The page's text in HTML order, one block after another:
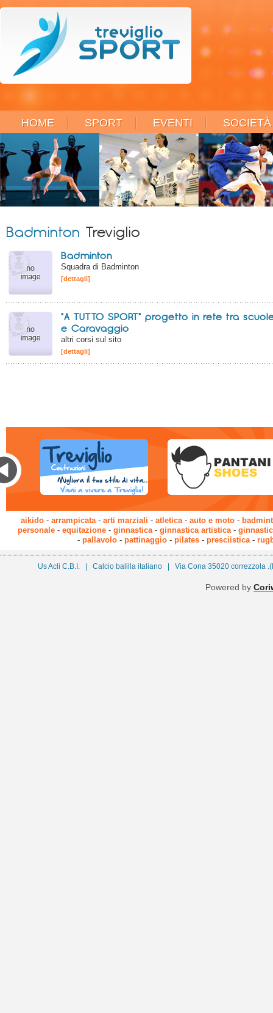
HOME SPORT EVENTI
Badminton Treviglio
Badminton
Squadra di Badminton
[dettagli]
"A TUTTO SPORT" progetto in rete tra
e Caravaggio
altri corsi sul sito
[dettagli]
aikido- arrampicata- arti marziali - atletica- auto e moto-
personale- equitazione- ginnastica- ginnastica artistica-
- pallavolo - pattinaggio - pilates - presciistica-
Us Acli C.B.I. | Calcio balilla italiano | Via Cona 35020 correzzola
Powered by